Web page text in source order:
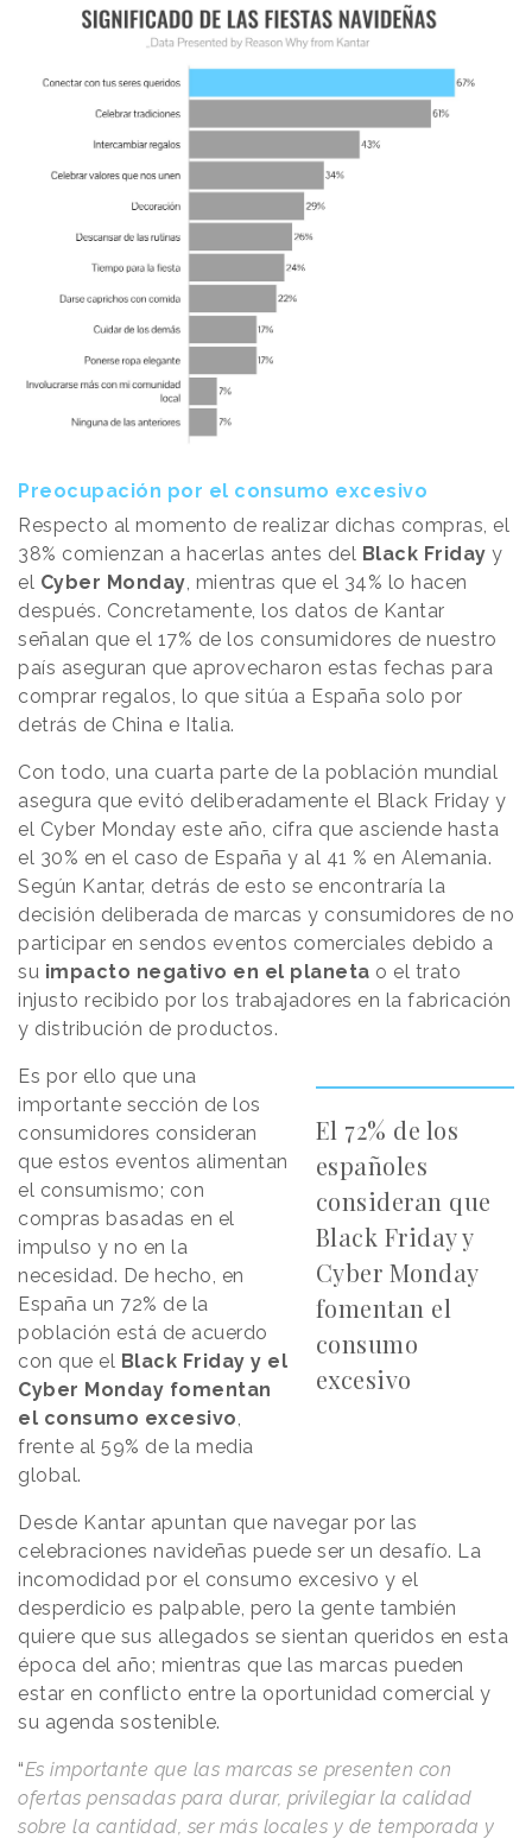
Preocupación por el consumo excesivo
Respecto al momento de realizar dichas compras, el
38% comienzan a hacerlas antes del Black Friday y
el Cyber Monday , mientras que el 34% lo hacen
después. Concretamente, los datos de Kantar
señalan que el 17% de los consumidores de nuestro
país aseguran que aprovecharon estas fechas para
comprar regalos, lo que sitúa a España solo por
detrás de China e Italia.
Con todo, una cuarta parte de la población mundial
asegura que evitó deliberadamente el Black Friday y
el Cyber Monday este año, cifra que asciende hasta
el 30% en el caso de España y al 41 % en Alemania.
Según Kantar, detrás de esto se encontraría la
decisión deliberada de marcas y consumidores de no
participar en sendos eventos comerciales debido a
su impacto negativo en el planeta o el trato
injusto recibido por los trabajadores en la fabricación
y distribución de productos.
El 72% de los
españoles
consideran que
Black Friday y
Cyber Monday
fomentan el
consumo
excesivo
Es por ello que una
importante sección de los
consumidores consideran
que estos eventos alimentan
el consumismo; con
compras basadas en el
impulso y no en la
necesidad. De hecho, en
España un 72% de la
población está de acuerdo
con que el Black Friday y el
Cyber Monday fomentan
el consumo excesivo
frente al 59% de la media
global.
Desde Kantar apuntan que navegar por las
celebraciones navideñas puede ser un desafío. La
incomodidad por el consumo excesivo y el
desperdicio es palpable, pero la gente también
quiere que sus allegados se sientan queridos en esta
época del año; mientras que las marcas pueden
estar en conflicto entre la oportunidad comercial y
su agenda sostenible.
“Es importante que las marcas se presenten con
ofertas pensadas para durar, privilegiar la calidad
sobre la cantidad, ser más locales y de temporada y